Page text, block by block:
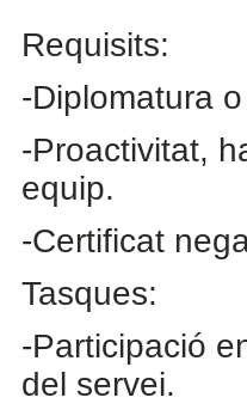
Requisits:
-Diplomatura
-Proactivitat,
equip.
-Certificat
Tasques:
-Participació
del servei.